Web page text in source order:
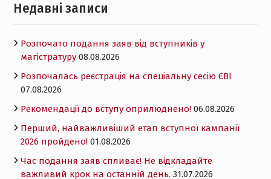
Недавні записи
Розпочато подання заяв від вступників у
магістратуру 08.08.2026
Розпочалась реєстрація на спеціальну сесію ЄВІ
07.08.2026
Рекомендації до вступу оприлюднено! 06.08.2026
Перший, найважливіший етап вступної кампанії
2026 пройдено! 01.08.2026
Час подання заяв спливає! Не відкладайте
важливий крок на останній день. 31.07.2026